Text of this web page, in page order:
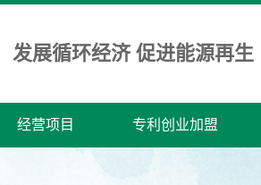
发展循环经济 促进能源再生
经营项目 专利创业加盟